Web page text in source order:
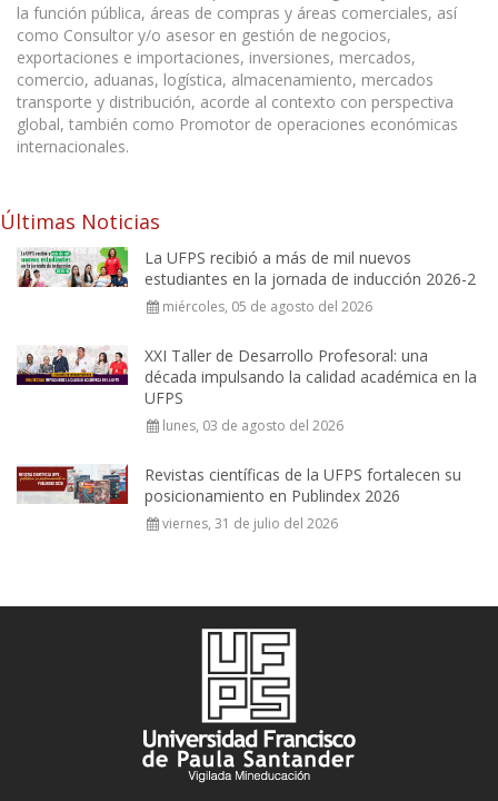
la función pública, áreas de compras y áreas comerciales, así
como Consultor y/o asesor en gestión de negocios,
exportaciones e importaciones, inversiones, mercados,
comercio, aduanas, logística, almacenamiento, mercados
transporte y distribución, acorde al contexto con perspectiva
global, también como Promotor de operaciones económicas
internacionales.
Últimas Noticias
La UFPS recibió a más de mil nuevos
estudiantes en la jornada de inducción 2026-2
miércoles, 05 de agosto del 2026
XXI Taller de Desarrollo Profesoral: una
década impulsando la calidad académica en la
UFPS
lunes, 03 de agosto del 2026
Revistas científicas de la UFPS fortalecen su
posicionamiento en Publindex 2026
viernes, 31 de julio del 2026